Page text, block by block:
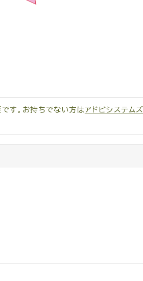
す。お持ちでない方はアドビシステム